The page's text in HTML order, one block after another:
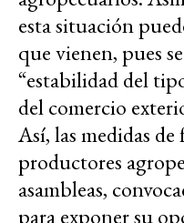
esta situación
que vienen, pues
“estabilidad del
del comercio
Así, las medidas
productores
asambleas,
para exponer su